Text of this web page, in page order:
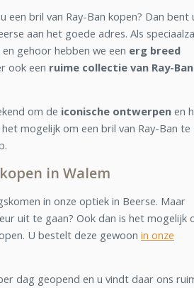
een bril van Ray-Ban kopen? Dan bent
aan het goede adres. Als
gehoor hebben we een erg breed
ook een ruime collectie van Ray-
om de iconische ontwerpen en
het mogelijk om een bril van Ray-Ban te
in Walem
in onze optiek in Beerse. Maar
uit te gaan? Ook dan is het mogelijk
U bestelt deze gewoon in onze
dag geopend en u vindt daar ons